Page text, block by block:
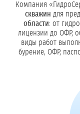
Компания
скважин для
области: от
лицензии до ОФР,
виды работ
бурение, ОФР,